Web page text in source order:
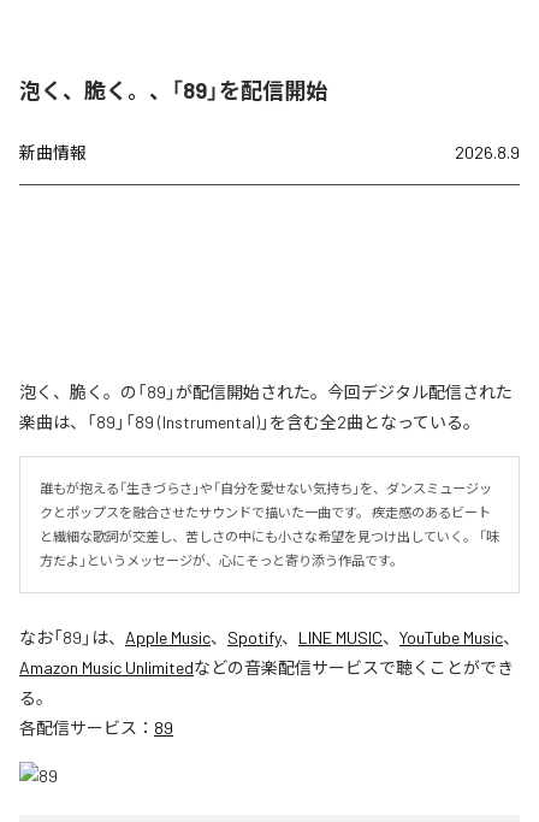
泡く、脆く。、「89」を配信開始
新曲情報 2026.8.9
泡く、脆く。の「89」が配信開始された。今回デジタル配信された
楽曲は、「89」「89 (Instrumental)」を含む全2曲となっている。
誰もが抱える「生きづらさ」や「自分を愛せない気持ち」を、ダンスミュージッ
クとポップスを融合させたサウンドで描いた一曲です。 疾走感のあるビート
と繊細な歌詞が交差し、苦しさの中にも小さな希望を見つけ出していく。 「味
方だよ」というメッセージが、心にそっと寄り添う作品です。
なお「89 」は、 Apple Music、 Spotify、 LINE MUSIC、 YouTube Music、
Amazon Music Unlimitedなどの音楽配信サービスで聴くことができ
る。
各配信サービス： 89